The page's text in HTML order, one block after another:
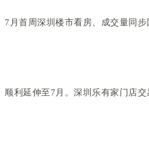
7月首周深圳楼市看房、成交量同
顺利延伸至7月。深圳乐有家门店